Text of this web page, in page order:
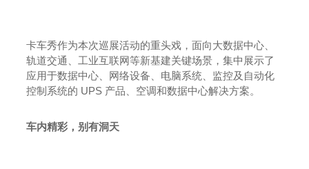
卡车秀作为本次巡展活动的重头戏，面向大数据中心、
轨道交通、工业互联网等新基建关键场景，集中展示了
应用于数据中心、网络设备、电脑系统、监控及自动化
控制系统的 UPS 产品、空调和数据中心解决方案。
车内精彩，别有洞天